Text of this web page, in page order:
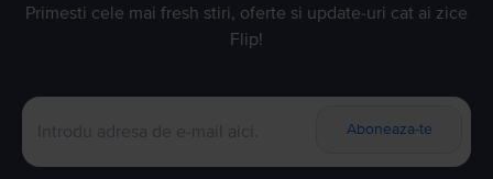
Primesti cele mai fresh stiri, oferte si update-uri cat ai zice
Flip!
Aboneaza-te